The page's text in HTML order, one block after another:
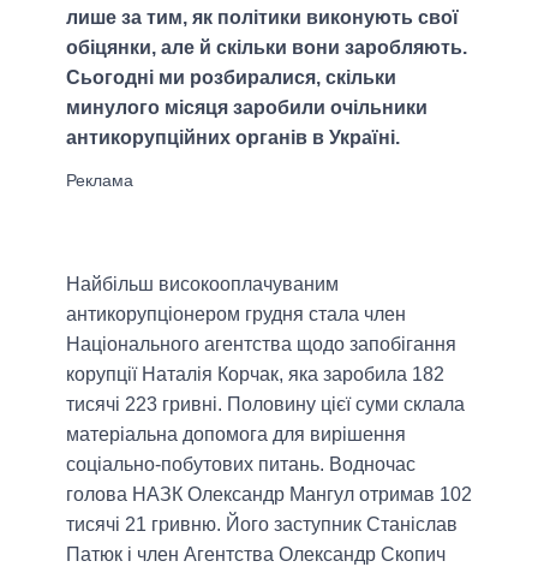
лише за тим, як політики виконують свої
обіцянки, але й скільки вони заробляють.
Сьогодні ми розбиралися, скільки
минулого місяця заробили очільники
антикорупційних органів в Україні.
Найбільш високооплачуваним
антикорупціонером грудня стала член
Національного агентства щодо запобігання
корупції Наталія Корчак, яка заробила 182
тисячі 223 гривні. Половину цієї суми склала
матеріальна допомога для вирішення
соціально-побутових питань. Водночас
голова НАЗК Олександр Мангул отримав 102
тисячі 21 гривню. Його заступник Станіслав
Патюк і член Агентства Олександр Скопич